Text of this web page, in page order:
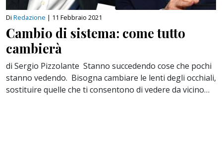
Di Redazione | 11 Febbraio 2021
Cambio di sistema: come tutto
cambierà
di Sergio Pizzolante Stanno succedendo cose che pochi
stanno vedendo. Bisogna cambiare le lenti degli occhiali,
sostituire quelle che ti consentono di vedere da vicino…